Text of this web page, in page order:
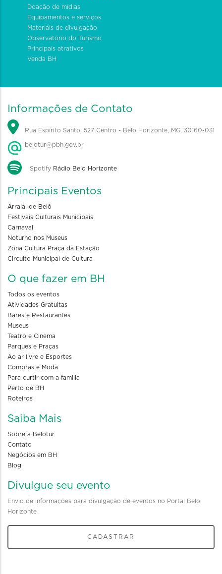
Doação de mídias
Equipamentos e serviços
Materiais de divulgação
Observatório do Turismo
Principais atrativos
Venda BH
Informações de Contato
Rua Espírito Santo, 527 Centro - Belo Horizonte, MG, 30160-031
belotur@pbh.gov.br
Spotify Rádio Belo Horizonte
Principais Eventos
Arraial de Belô
Festivais Culturais Municipais
Carnaval
Noturno nos Museus
Zona Cultura Praça da Estação
Circuito Municipal de Cultura
O que fazer em BH
Todos os eventos
Atividades Gratuitas
Bares e Restaurantes
Museus
Teatro e Cinema
Parques e Praças
Ao ar livre e Esportes
Compras e Moda
Para curtir com a familia
Perto de BH
Roteiros
Saiba Mais
Sobre a Belotur
Contato
Negócios em BH
Blog
Divulgue seu evento
Envio de informações para divulgação de eventos no Portal Belo
Horizonte
CADASTRAR